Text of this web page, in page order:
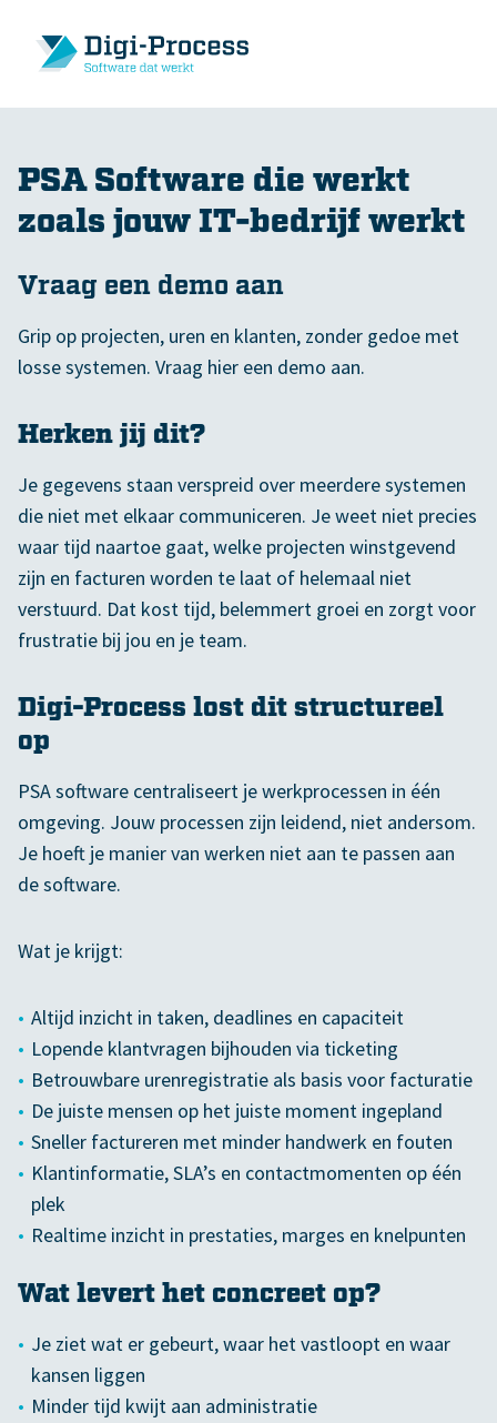
PSA Software die werkt
zoals jouw IT-bedrijf werkt
Vraag een demo aan
Grip op projecten, uren en klanten, zonder gedoe met
losse systemen. Vraag hier een demo aan.
Herken jij dit?
Je gegevens staan verspreid over meerdere systemen
die niet met elkaar communiceren. Je weet niet precies
waar tijd naartoe gaat, welke projecten winstgevend
zijn en facturen worden te laat of helemaal niet
verstuurd. Dat kost tijd, belemmert groei en zorgt voor
frustratie bij jou en je team.
Digi-Process lost dit structureel
op
PSA software centraliseert je werkprocessen in één
omgeving. Jouw processen zijn leidend, niet andersom.
Je hoeft je manier van werken niet aan te passen aan
de software.
Wat je krijgt:
Altijd inzicht in taken, deadlines en capaciteit
Lopende klantvragen bijhouden via ticketing
Betrouwbare urenregistratie als basis voor facturatie
De juiste mensen op het juiste moment ingepland
Sneller factureren met minder handwerk en fouten
Klantinformatie, SLA’s en contactmomenten op één
plek
Realtime inzicht in prestaties, marges en knelpunten
Wat levert het concreet op?
Je ziet wat er gebeurt, waar het vastloopt en waar
kansen liggen
Minder tijd kwijt aan administratie